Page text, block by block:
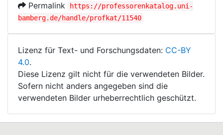
Permalink
https://professorenkatalog.uni-
bamberg.de/handle/profkat/11540
Lizenz für Text- und Forschungsdaten: CC-BY
4.0.
Diese Lizenz gilt nicht für die verwendeten Bilder.
Sofern nicht anders angegeben sind die
verwendeten Bilder urheberrechtlich geschützt.